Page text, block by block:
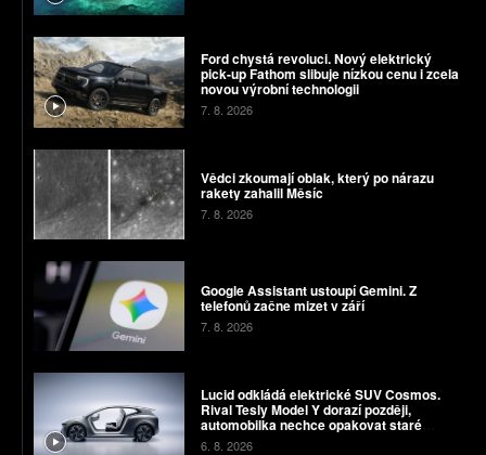
Ford chystá revoluci. Nový elektrický
pick-up Fathom slibuje nízkou cenu i zcela
novou výrobní technologii
7. 8. 2026
Vědci zkoumají oblak, který po nárazu
rakety zahalil Měsíc
7. 8. 2026
Google Assistant ustoupí Gemini. Z
telefonů začne mizet v září
7. 8. 2026
Lucid odkládá elektrické SUV Cosmos.
Rival Tesly Model Y dorazí později,
automobilka nechce opakovat staré
chyby
6. 8. 2026